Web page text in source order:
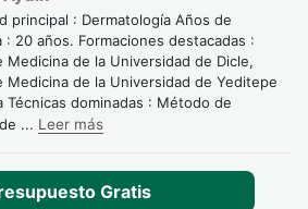
la fase de reposo prematura,
notable semanas o meses después
(efluvio telógeno). Técnicas sencillas
el ejercicio moderado
7 y 8 horas de sueño tienen un
principal : Dermatología Años de
: 20 años. Formaciones destacadas :
Medicina de la Universidad de Dicle,
Medicina de la Universidad de Yeditepe
Técnicas dominadas : Método de
... Leer más
Gratis